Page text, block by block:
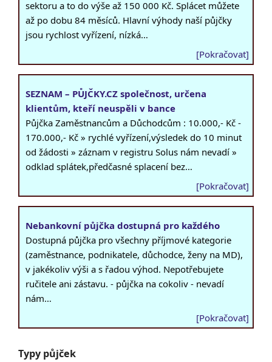
sektoru a to do výše až 150 000 Kč. Splácet můžete
až po dobu 84 měsíců. Hlavní výhody naší půjčky
jsou rychlost vyřízení, nízká…
[Pokračovat]
SEZNAM – PŮJČKY.CZ společnost, určena
klientům, kteří neuspěli v bance
Půjčka Zaměstnancům a Důchodcům : 10.000,- Kč -
170.000,- Kč » rychlé vyřízení,výsledek do 10 minut
od žádosti » záznam v registru Solus nám nevadí »
odklad splátek,předčasné splacení bez…
[Pokračovat]
Nebankovní půjčka dostupná pro každého
Dostupná půjčka pro všechny příjmové kategorie
(zaměstnance, podnikatele, důchodce, ženy na MD),
v jakékoliv výši a s řadou výhod. Nepotřebujete
ručitele ani zástavu. - půjčka na cokoliv - nevadí
nám…
[Pokračovat]
Typy půjček